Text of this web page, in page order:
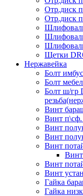
Отр.диск
Отр.диск
Щетки
Нержавейка
Болт
Болт
Болт ш/гр
Винт
Винт
Винт
Винт
Винт
Винт
Винт
Гайка
Гайка